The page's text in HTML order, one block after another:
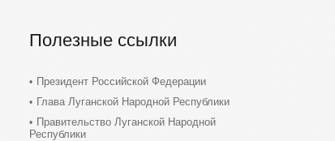
Полезные ссылки
Президент Российской Федерации
Глава Луганской Народной Республики
Правительство Луганской Народной
Республики